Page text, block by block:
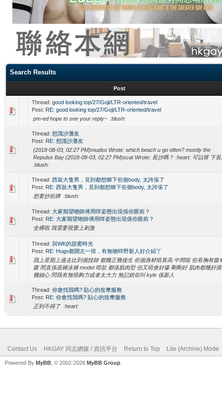
Search Results
Post
Thread: good looking top/27/Goji/LTR-oriented/travel
Post: RE: good looking top/27/Goji/LTR-oriented/travel
pm-ed hope to see your reply~ :blush:
Thread: 想識沙灘友
Post: RE: 想識沙灘友
(2018-08-03, 02:27 PM)mudso Wrote: which beach u go often? mostly the
Repulse Bay (2018-08-03, 02:27 PM)scat Wrote: 長沙嗎？ :heart: 可以呀 下
:blush:
Thread: 西裝大隻男，見到都想睇下佢個body, 太誇張了
Post: RE: 西裝大隻男，見到都想睇下佢個body, 太誇張了
想要抄佢牌 :blush:
Thread: 大家期望啲師傅用咩姿態出現係你眼前？
Post: RE: 大家期望啲師傅用咩姿態出現係你眼前？
全裸啦 我需要視覺上刺激
Thread: 與WK的甜蜜時光
Post: RE: Hugo都開左一排，有無啲咩野新人好介紹丫
我上星期上過去比到個技師 都幾正幾後生 佢個身材唔算高 中間啦 佢有胸有腹
蘿 間直係底褲泳褲 model 咁款 都係肌肉型 但又唔會好爆 剛剛好 肌肉都幾好
幾細心 問我有無唔夠力或者太大力 無記錯佢叫 kyle 係新人
Thread: 你會找我嗎? 貼心的按摩服務
Post: RE: 你會找我嗎? 貼心的按摩服務
正到不得了 :heart:
Contact Us HKGAY 同志網媒 / 資訊平台 Return to Top Lite (Archive) Mode
Powered By MyBB , © 2002-2026 MyBB Group